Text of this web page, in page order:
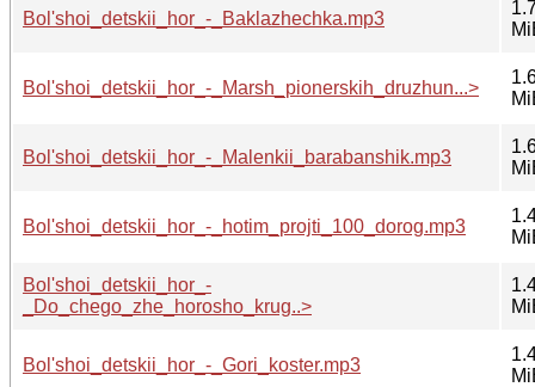
Bol'shoi_detskii_hor_-_Baklazhechka.mp3
Bol'shoi_detskii_hor_-_Marsh_pionerskih_druzhun...>
Bol'shoi_detskii_hor_-_Malenkii_barabanshik.mp3
Bol'shoi_detskii_hor_-_hotim_projti_100_dorog.mp3
Bol'shoi_detskii_hor_-
_Do_chego_zhe_horosho_krug..>
Bol'shoi_detskii_hor_-_Gori_koster.mp3